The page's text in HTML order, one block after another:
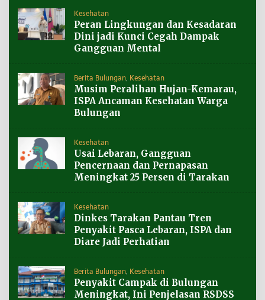
Kesehatan
Peran Lingkungan dan Kesadaran
Dini jadi Kunci Cegah Dampak
Gangguan Mental
Berita Bulungan Kesehatan
Musim Peralihan Hujan-Kemarau,
ISPA Ancaman Kesehatan Warga
Bulungan
Kesehatan
Usai Lebaran, Gangguan
Pencernaan dan Pernapasan
Meningkat 25 Persen di Tarakan
Kesehatan
Dinkes Tarakan Pantau Tren
Penyakit Pasca Lebaran, ISPA dan
Diare Jadi Perhatian
Berita Bulungan Kesehatan
Penyakit Campak di Bulungan
Meningkat, Ini Penjelasan RSDSS